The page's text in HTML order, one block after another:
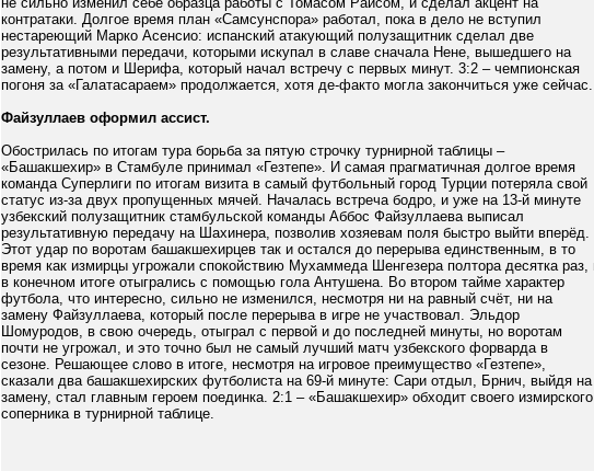
контратаки. Долгое время план «Самсунспора» работал, пока в дело не вступил
нестареющий Марко Асенсио: испанский атакующий полузащитник сделал две
результативными передачи, которыми искупал в славе сначала Нене, вышедшего на
замену, а потом и Шерифа, который начал встречу с первых минут. 3:2 – чемпионская
погоня за «Галатасараем» продолжается, хотя де-факто могла закончиться уже сейчас.
Файзуллаев оформил ассист.
Обострилась по итогам тура борьба за пятую строчку турнирной таблицы –
«Башакшехир» в Стамбуле принимал «Гезтепе». И самая прагматичная долгое время
команда Суперлиги по итогам визита в самый футбольный город Турции потеряла свой
статус из-за двух пропущенных мячей. Началась встреча бодро, и уже на 13-й минуте
узбекский полузащитник стамбульской команды Аббос Файзуллаева выписал
результативную передачу на Шахинера, позволив хозяевам поля быстро выйти вперёд.
Этот удар по воротам башакшехирцев так и остался до перерыва единственным, в то
время как измирцы угрожали спокойствию Мухаммеда Шенгезера полтора десятка раз,
в конечном итоге отыгрались с помощью гола Антушена. Во втором тайме характер
футбола, что интересно, сильно не изменился, несмотря ни на равный счёт, ни на
замену Файзуллаева, который после перерыва в игре не участвовал. Эльдор
Шомуродов, в свою очередь, отыграл с первой и до последней минуты, но воротам
почти не угрожал, и это точно был не самый лучший матч узбекского форварда в
сезоне. Решающее слово в итоге, несмотря на игровое преимущество «Гезтепе»,
сказали два башакшехирских футболиста на 69-й минуте: Сари отдыл, Брнич, выйдя на
замену, стал главным героем поединка. 2:1 – «Башакшехир» обходит своего измирского
соперника в турнирной таблице.